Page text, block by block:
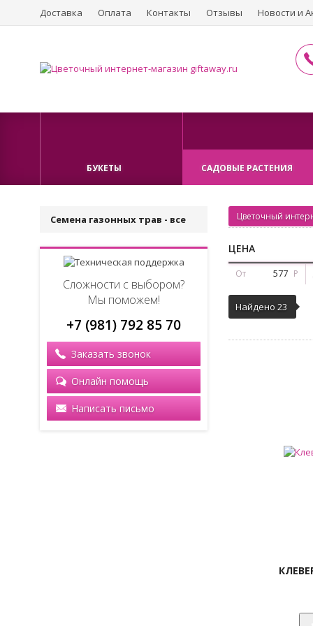
Доставка Оплата Контакты Отзывы Новости и
БУКЕТЫ САДОВЫЕ РАСТЕНИЯ
Семена газонных трав - все
Сложности с выбором?
Мы поможем!
+7 (981) 792 85 70
Заказать звонок
Онлайн помощь
Написать письмо
Цветочный
ЦЕНА
От Р
Найдено 23